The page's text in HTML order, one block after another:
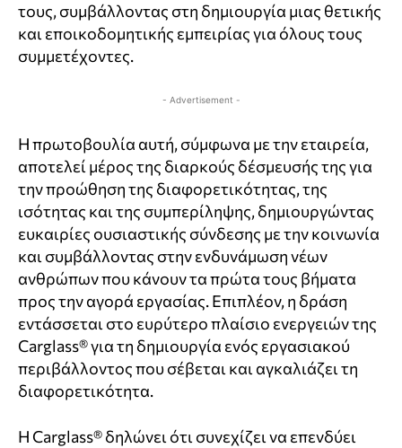
τους, συμβάλλοντας στη δημιουργία μιας θετικής
και εποικοδομητικής εμπειρίας για όλους τους
συμμετέχοντες.
- Advertisement -
Η πρωτοβουλία αυτή, σύμφωνα με την εταιρεία,
αποτελεί μέρος της διαρκούς δέσμευσής της για
την προώθηση της διαφορετικότητας, της
ισότητας και της συμπερίληψης, δημιουργώντας
ευκαιρίες ουσιαστικής σύνδεσης με την κοινωνία
και συμβάλλοντας στην ενδυνάμωση νέων
ανθρώπων που κάνουν τα πρώτα τους βήματα
προς την αγορά εργασίας. Επιπλέον, η δράση
εντάσσεται στο ευρύτερο πλαίσιο ενεργειών της
Carglass® για τη δημιουργία ενός εργασιακού
περιβάλλοντος που σέβεται και αγκαλιάζει τη
διαφορετικότητα.
Η Carglass® δηλώνει ότι συνεχίζει να επενδύει